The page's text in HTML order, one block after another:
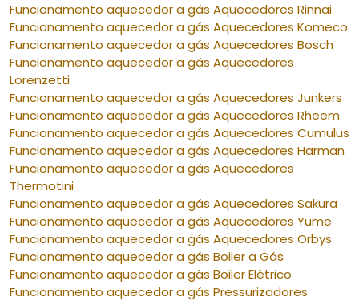
Funcionamento aquecedor a gás Aquecedores Rinnai
Funcionamento aquecedor a gás Aquecedores Komeco
Funcionamento aquecedor a gás Aquecedores Bosch
Funcionamento aquecedor a gás Aquecedores
Lorenzetti
Funcionamento aquecedor a gás Aquecedores Junkers
Funcionamento aquecedor a gás Aquecedores Rheem
Funcionamento aquecedor a gás Aquecedores Cumulus
Funcionamento aquecedor a gás Aquecedores Harman
Funcionamento aquecedor a gás Aquecedores
Thermotini
Funcionamento aquecedor a gás Aquecedores Sakura
Funcionamento aquecedor a gás Aquecedores Yume
Funcionamento aquecedor a gás Aquecedores Orbys
Funcionamento aquecedor a gás Boiler a Gás
Funcionamento aquecedor a gás Boiler Elétrico
Funcionamento aquecedor a gás Pressurizadores